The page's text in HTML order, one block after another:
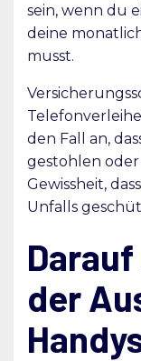
sein, wenn du
deine
musst.
den Fall an,
gestohlen oder
Gewissheit,
Unfalls
der